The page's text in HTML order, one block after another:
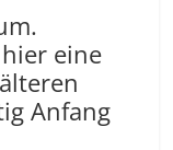
eine
Anfang